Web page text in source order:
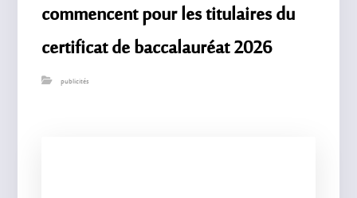
commencent pour les titulaires du
certificat de baccalauréat 2026
publicités